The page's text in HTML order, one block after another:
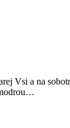
Vsi a na